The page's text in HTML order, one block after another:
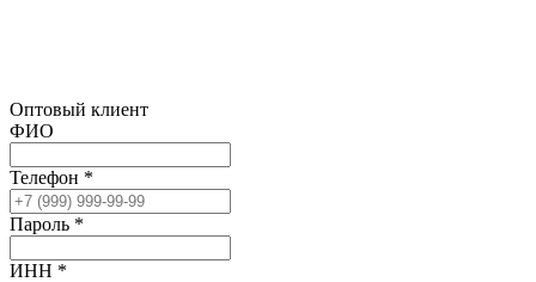
Оптовый клиент
ФИО
Телефон *
Пароль *
ИНН *